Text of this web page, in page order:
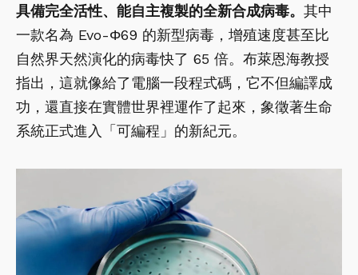
具備完全活性、能自主複製的全新合成病毒。 其中
一款名為 Evo-Φ69 的新型病毒，增殖速度甚至比
自然界天然演化的病毒快了 65 倍。布萊恩海教授
指出，這就像給了電腦一段程式碼，它不但編譯成
功，還直接在實體世界裡運作了起來，象徵著生命
系統正式進入「可編程」的新紀元。